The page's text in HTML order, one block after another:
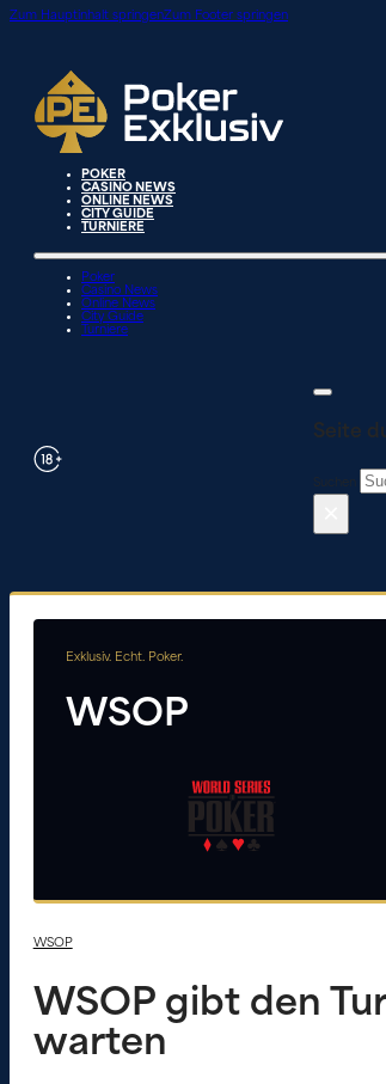
Zum Hauptinhalt springenZum Footer springen
POKER
CASINO NEWS
ONLINE NEWS
CITY GUIDE
TURNIERE
Poker
Casino News
Online News
City Guide
Turniere
Seite
Exklusiv. Echt. Poker.
WSOP
WSOP
WSOP gibt den
warten